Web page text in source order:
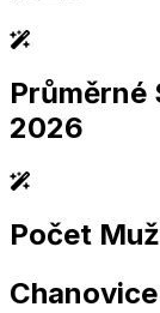
2,005
2,005
Průměrné
2026
2,005
2,005
Počet
Chanovice